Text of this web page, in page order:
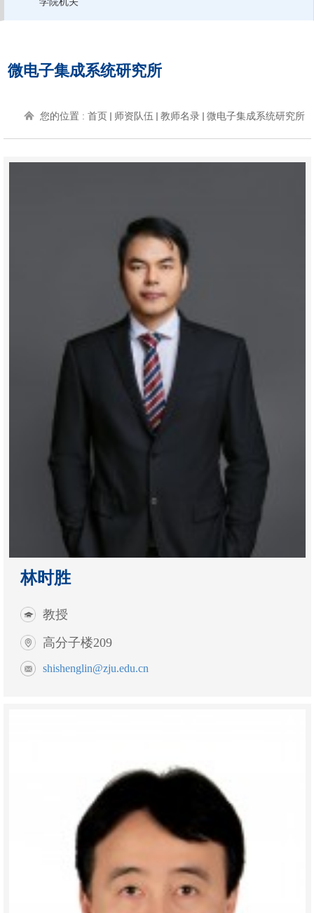
微电子集成系统研究所
您的位置 : 首页 师资队伍 教师名录 微电子集成系统研究所
林时胜
教授
高分子楼209
shishenglin@zju.edu.cn